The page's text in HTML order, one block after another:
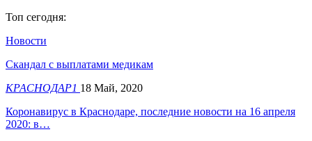
Топ сегодня:
Новости
Скандал с выплатами медикам
КРАСНОДАР1 18 Май, 2020
Коронавирус в Краснодаре, последние новости на 16 апреля
2020: в…